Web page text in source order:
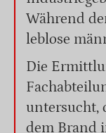
Während
leblose
Die
untersucht,
dem Brand